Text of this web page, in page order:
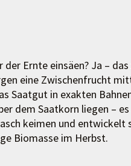
Ernte einsäen? Ja –
eine Zwischenfrucht
Saatgut in exakten
dem Saatkorn liegen –
keimen und entwickelt
Biomasse im Herbst.